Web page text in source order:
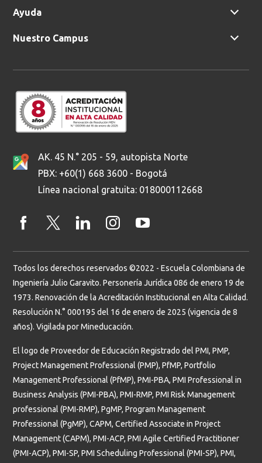
Ayuda
Nuestro Campus
AK. 45 N.° 205 - 59, autopista Norte
PBX: +60(1) 668 3600 - Bogotá
Línea nacional gratuita: 018000112668
Todos los derechos reservados ©2022 - Escuela Colombiana de
Ingeniería Julio Garavito. Personería Jurídica 086 de enero 19 de
1973. Renovación de la Acreditación Institucional en Alta Calidad.
Resolución N.° 000195 del 16 de enero de 2025 (vigencia de 8
años). Vigilada por Mineducación.
El logo de Proveedor de Educación Registrado del PMI, PMP,
Project Management Professional (PMP), PfMP, Portfolio
Management Professional (PfMP), PMI-PBA, PMI Professional in
Business Analysis (PMI-PBA), PMI-RMP, PMI Risk Management
professional (PMI-RMP), PgMP, Program Management
Professional (PgMP), CAPM, Certified Associate in Project
Management (CAPM), PMI-ACP, PMI Agile Certified Practitioner
(PMI-ACP), PMI-SP, PMI Scheduling Professional (PMI-SP), PMI,